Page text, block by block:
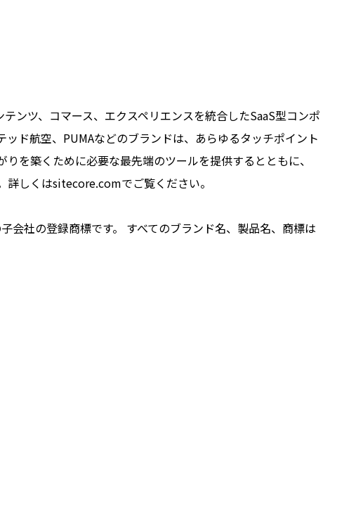
ンツ、コマース、エクスペリエンスを統合したSaaS型コンポ
ド航空、PUMAなどのブランドは、あらゆるタッチポイント
を築くために必要な最先端のツールを提供するとともに、
しくはsitecore.comでご覧ください。
社の登録商標です。 すべてのブランド名、製品名、商標は